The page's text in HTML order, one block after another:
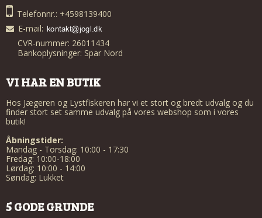
Telefonnr.: +4598139400
E-mail:
CVR-nummer: 26011434
Bankoplysninger: Spar Nord
VI HAR EN BUTIK
Hos Jægeren og Lystfiskeren har vi et stort og bredt udvalg og du
finder stort set samme udvalg på vores webshop som i vores
butik!
Åbningstider:
Mandag - Torsdag: 10:00 - 17:30
Fredag: 10:00-18:00
Lørdag: 10:00 - 14:00
Søndag: Lukket
5 GODE GRUNDE